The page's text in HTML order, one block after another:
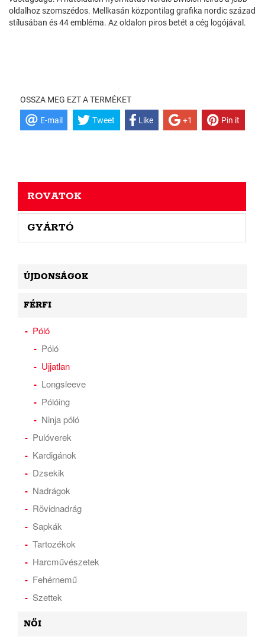
oldalhoz szomszédos. Mellkasán központilag grafika nordic század
stílusában és 44 embléma. Az oldalon piros betét a cég logójával.
OSSZA MEG EZT A TERMÉKET
E-mail Tweet Like +1 Pin it
ROVATOK
GYÁRTÓ
ÚJDONSÁGOK
FÉRFI
Póló
Póló
Ujjatlan
Longsleeve
Pólóing
Ninja póló
Pulóverek
Kardigánok
Dzsekik
Nadrágok
Rövidnadrág
Sapkák
Tartozékok
Harcművészetek
Fehérnemű
Szettek
NŐI